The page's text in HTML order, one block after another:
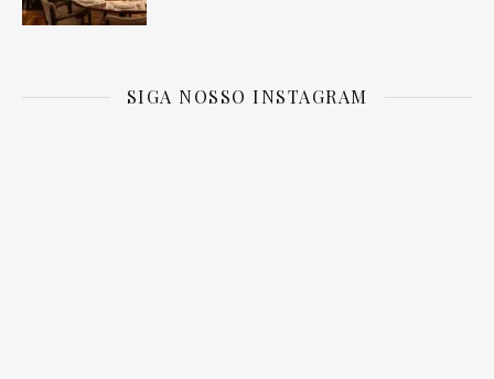
SIGA NOSSO INSTAGRAM